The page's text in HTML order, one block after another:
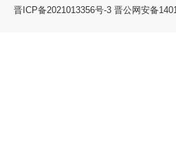
晋ICP备2021013356号-3 晋公网安备